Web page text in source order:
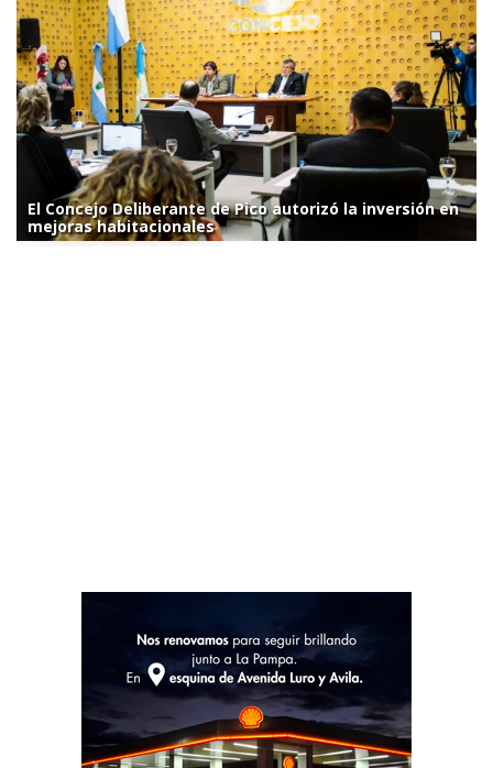
El Concejo Deliberante de Pico autorizó la inversión en
mejoras habitacionales